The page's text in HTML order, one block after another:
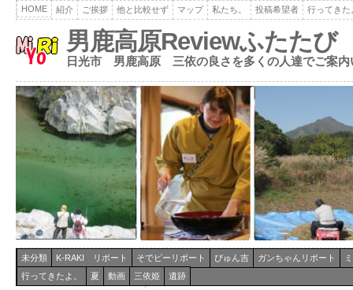
HOME 紹介 ご挨拶 他と比較せず マップ 私たち。 投稿希望者 行ってきた
男鹿高原Reviewふたたび
日光市 男鹿高原 三依の良さを多くの人達でご案
未分類 K-RAKI リポート そでピーリポート ぴゅん吉 ガンちゃんリポート
行ってきたよ。
夏 動画 三依姫 遺跡